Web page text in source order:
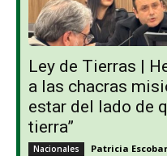
Ley de Tierras |
a las chacras
estar del lado de
tierra”
Nacionales Patricia Escobar